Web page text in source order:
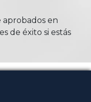
aprobados en
de éxito si estás